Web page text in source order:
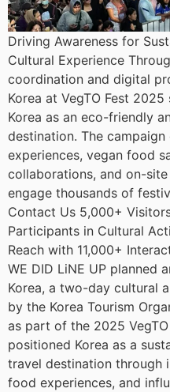
Driving Awareness for
Cultural Experience
coordination and digital
Korea at VegTO Fest
Korea as an eco-friendly
destination. The
experiences, vegan food
collaborations, and on-
engage thousands of
Contact Us 5,000+
Participants in Cultural
Reach with 11,000+
WE DID LiNE UP planned
Korea, a two-day cultural
by the Korea Tourism
as part of the 2025
positioned Korea as a
travel destination through
food experiences, and